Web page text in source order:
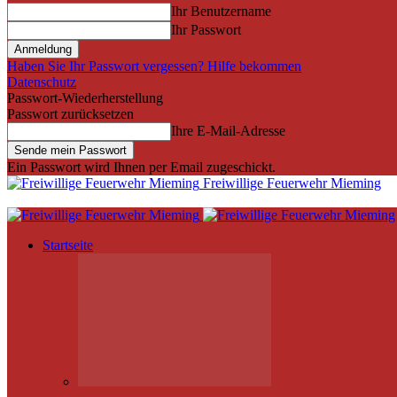
Ihr Benutzername
Ihr Passwort
Haben Sie Ihr Passwort vergessen? Hilfe bekommen
Datenschutz
Passwort-Wiederherstellung
Passwort zurücksetzen
Ihre E-Mail-Adresse
Ein Passwort wird Ihnen per Email zugeschickt.
Freiwillige Feuerwehr Mieming
Startseite